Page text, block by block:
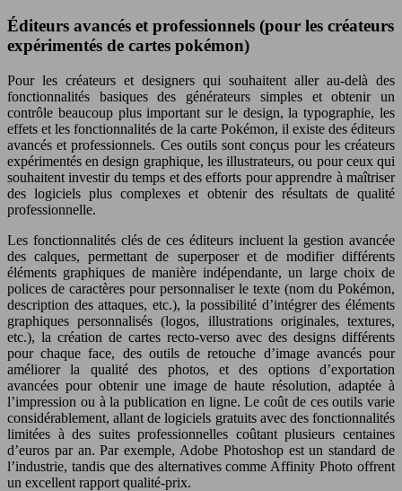
Éditeurs avancés et professionnels (pour les créateurs
expérimentés de cartes pokémon)
Pour les créateurs et designers qui souhaitent aller au-delà des
fonctionnalités basiques des générateurs simples et obtenir un
contrôle beaucoup plus important sur le design, la typographie, les
effets et les fonctionnalités de la carte Pokémon, il existe des éditeurs
avancés et professionnels. Ces outils sont conçus pour les créateurs
expérimentés en design graphique, les illustrateurs, ou pour ceux qui
souhaitent investir du temps et des efforts pour apprendre à maîtriser
des logiciels plus complexes et obtenir des résultats de qualité
professionnelle.
Les fonctionnalités clés de ces éditeurs incluent la gestion avancée
des calques, permettant de superposer et de modifier différents
éléments graphiques de manière indépendante, un large choix de
polices de caractères pour personnaliser le texte (nom du Pokémon,
description des attaques, etc.), la possibilité d’intégrer des éléments
graphiques personnalisés (logos, illustrations originales, textures,
etc.), la création de cartes recto-verso avec des designs différents
pour chaque face, des outils de retouche d’image avancés pour
améliorer la qualité des photos, et des options d’exportation
avancées pour obtenir une image de haute résolution, adaptée à
l’impression ou à la publication en ligne. Le coût de ces outils varie
considérablement, allant de logiciels gratuits avec des fonctionnalités
limitées à des suites professionnelles coûtant plusieurs centaines
d’euros par an. Par exemple, Adobe Photoshop est un standard de
l’industrie, tandis que des alternatives comme Affinity Photo offrent
un excellent rapport qualité-prix.